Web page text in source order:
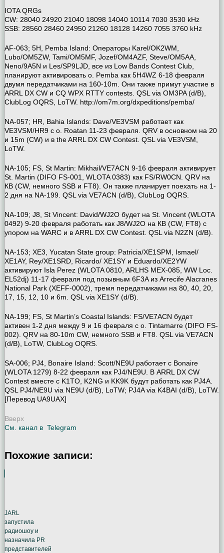
IOTA QRGs
CW: 28040 24920 21040 18098 14040 10114 7030 3530 kHz
SSB: 28560 28460 24950 21260 18128 14260 7055 3760 kHz
AF-063; 5H, Pemba Island: Операторы Karel/OK2WM,
Lubo/OM5ZW, Tami/OM5MF, Jozef/OM4AZF, Steve/OM5AA,
Neno/9A5N и Les/SP9LJD, все из Low Bands Contest Club,
планируют активировать о. Pemba как 5H4WZ 6-18 февраля
двумя передатчиками на 160-10m. Они также примут участие в
ARRL DX CW и CQ WPX RTTY contests. QSL via OM3PA (d/B),
ClubLog OQRS, LoTW. http://om7m.org/dxpeditions/pemba/
NA-057; HR, Bahia Islands: Dave/VE3VSM работает как
VE3VSM/HR9 с о. Roatan 11-23 февраля. QRV в основном на 20
и 15m (CW) и в the ARRL DX CW Contest. QSL via VE3VSM,
LoTW.
NA-105; FS, St Martin: Mikhail/VE7ACN 9-16 февраля активирует
St. Martin (DIFO FS-001, WLOTA 0383) как FS/RW0CN. QRV на
КВ (CW, немного SSB и FT8). Он также планирует поехать на 1-
2 дня на NA-199. QSL via VE7ACN (d/B), ClubLog OQRS.
NA-109; J8, St Vincent: David/WJ2O будет на St. Vincent (WLOTA
0492) 9-20 февраля работать как J8/WJ2O на КВ (CW, FT8) с
упором на WARC и в ARRL DX CW Contest. QSL via N2ZN (d/B).
NA-153; XE3, Yucatan State group: Patricia/XE1SPM, Ismael/
XE1AY, Rey/XE1SRD, Ricardo/ XE1SY и Eduardo/XE2YW
активируют Isla Perez (WLOTA 0810, ARLHS MEX-085, WW Loc.
EL52dj) 11-17 февраля под позывным 6F3A из Arrecife Alacranes
National Park (XEFF-0002), тремя передатчиками на 80, 40, 20,
17, 15, 12, 10 и 6m. QSL via XE1SY (d/B).
NA-199; FS, St Martin’s Coastal Islands: FS/VE7ACN будет
активен 1-2 дня между 9 и 16 февраля с о. Tintamarre (DIFO FS-
002). QRV на 80-10m CW, немного SSB и FT8. QSL via VE7ACN
(d/B), LoTW, ClubLog OQRS.
SA-006; PJ4, Bonaire Island: Scott/NE9U работает с Bonaire
(WLOTA 1279) 8-22 февраля как PJ4/NE9U. В ARRL DX CW
Contest вместе с K1TO, K2NG и KK9K будут работать как PJ4A.
QSL PJ4/NE9U via NE9U (d/B), LoTW; PJ4A via K4BAI (d/B), LoTW.
[Перевод UA9UAX]
Вверх
См. канал в Telegram
Похожие записи:
JARL
запустила
радиошоу и
назначила PR
представителей